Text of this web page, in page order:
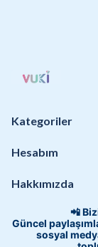
Kategoriler
Hesabım
Hakkımızda
📲
Güncel
sosyal